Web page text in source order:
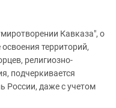
Кавказа", о
территорий,
религиозно-
подчеркивается
даже с учетом